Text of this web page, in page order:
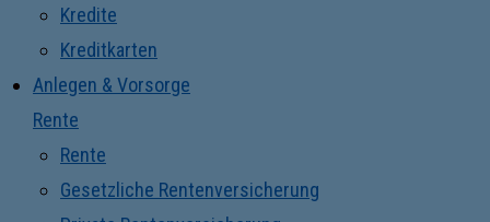
Kredite
Kreditkarten
Anlegen & Vorsorge
Rente
Rente
Gesetzliche Rentenversicherung